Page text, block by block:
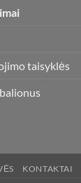
taisyklės
KONTAKTAI